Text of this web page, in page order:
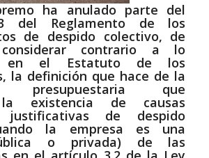
ha anulado parte del
del Reglamento de los
de despido colectivo, de
contrario a lo
en el Estatuto de los
la definición que hace de la
presupuestaria que
existencia de causas
justificativas de despido
la empresa es una
o privada) de las